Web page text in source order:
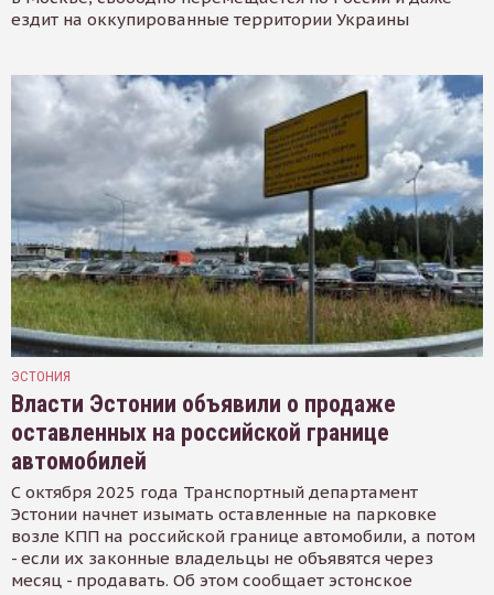
ездит на оккупированные территории Украины
ЭСТОНИЯ
Власти Эстонии объявили о продаже
оставленных на российской границе
автомобилей
С октября 2025 года Транспортный департамент
Эстонии начнет изымать оставленные на парковке
возле КПП на российской границе автомобили, а потом
- если их законные владельцы не объявятся через
месяц - продавать. Об этом сообщает эстонское